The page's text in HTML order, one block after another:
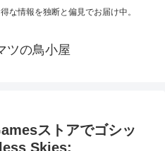
な情報を独断と偏見でお届け中。
ツの鳥小屋
ストアでゴシッ
Skies: